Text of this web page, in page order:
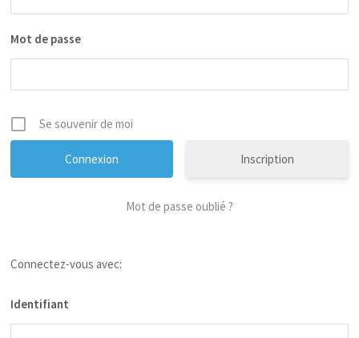
Mot de passe
Se souvenir de moi
Inscription
Mot de passe oublié ?
Connectez-vous avec:
Identifiant